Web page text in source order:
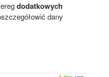
dodatkowych
dany